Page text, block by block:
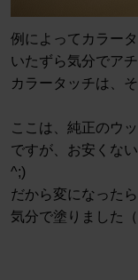
例によってカラー
いたずら気分でア
カラータッチは、
ここは、純正のウ
ですが、お安くな
^;)
だから変になった
気分で塗りました（